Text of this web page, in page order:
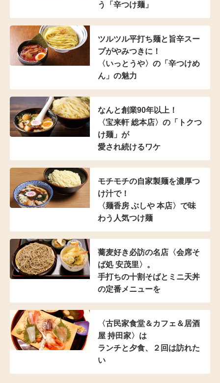
う「辛つけ麺」
ツルツル平打ち麺と 旨辛スー
プがやみつきに！
〈いっとうや〉の 「辛つけめ
ん」の魅力
なんと創業90年以上！
〈宝来軒 総本店〉の 「トクつ
け麺」が
愛され続けるワケ
モチモチの自家製麺を濃厚つ
け汁で！
〈麺香房 ぶしや 本店〉 で味
わう人気つけ麺
蕎麦好き必訪の名店 〈会席そ
ば処 安茂里〉。
手打ちの十割そばと ミニ天丼
の定番メニューを
〈古民家食堂＆カフェ ＆居酒
屋 持田家〉は
ランチと夕食、２回は訪れた
い